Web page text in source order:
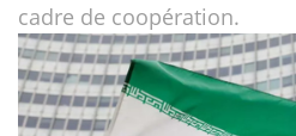
cadre de coopération.